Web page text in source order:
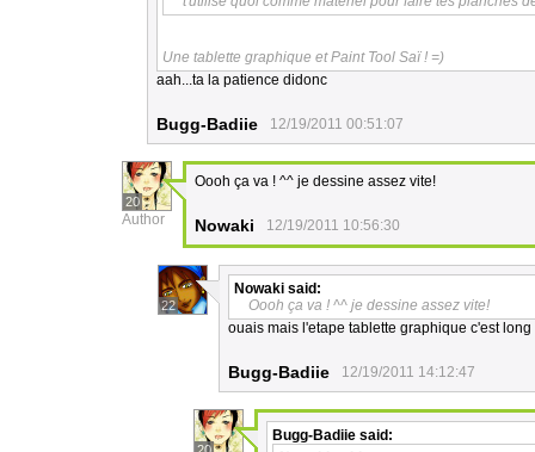
Une tablette graphique et Paint Tool Saï ! =)
aah...ta la patience didonc
Bugg-Badiie 12/19/2011 00:51:07
20
Author
Oooh ça va ! ^^ je dessine assez vite!
Nowaki 12/19/2011 10:56:30
22
Nowaki said:
Oooh ça va ! ^^ je dessine assez vite!
ouais mais l'etape tablette graphique c'est long
Bugg-Badiie 12/19/2011 14:12:47
Bugg-Badiie said: